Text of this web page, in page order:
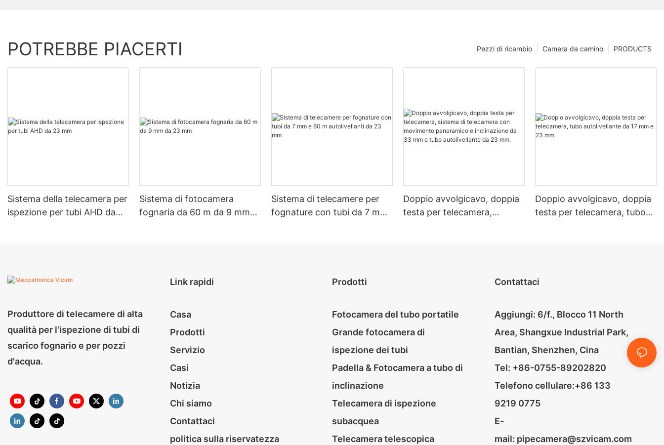
POTREBBE PIACERTI PRODUCTS
Camera da camino
Pezzi di ricambio
Sistema della telecamera per
ispezione per tubi AHD da
Sistema di fotocamera
fognaria da 60 m da 9 mm
Sistema di telecamere per
fognature con tubi da 7 mm
Doppio avvolgicavo, doppia
testa per telecamera,
Doppio avvolgicavo, doppia
testa per telecamera, tubo
Produttore di telecamere di alta
qualità per l'ispezione di tubi di
scarico fognario e per pozzi
d'acqua.
Link rapidi
Casa
Prodotti
Servizio
Casi
Notizia
Chi siamo
Contattaci
politica sulla riservatezza
Prodotti
Fotocamera del tubo portatile
Grande fotocamera di
ispezione dei tubi
Padella & Fotocamera a tubo di
inclinazione
Telecamera di ispezione
subacquea
Telecamera telescopica
Contattaci
Aggiungi: 6/f., Blocco 11 North
Area, Shangxue Industrial Park,
Bantian, Shenzhen, Cina
Tel: +86-0755-89202820
Telefono cellulare:+86 133
9219 0775
E-
mail: pipecamera@szvicam.com